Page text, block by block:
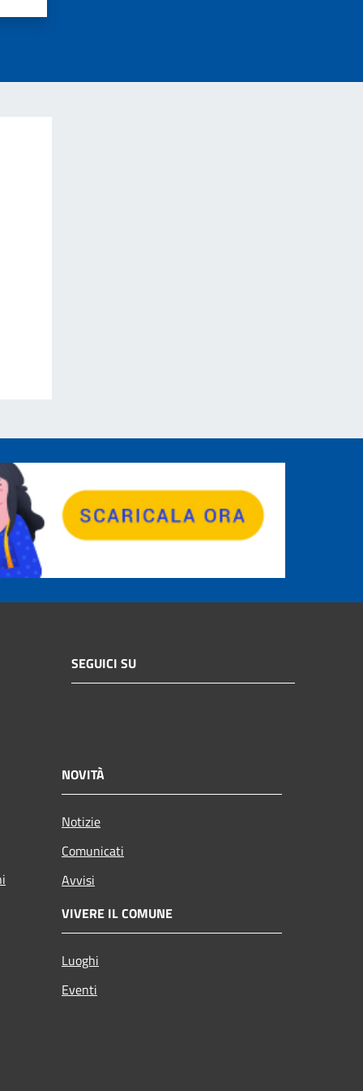
SEGUICI SU
NOVITÀ
Notizie
Comunicati
Avvisi
VIVERE IL COMUNE
Luoghi
Eventi